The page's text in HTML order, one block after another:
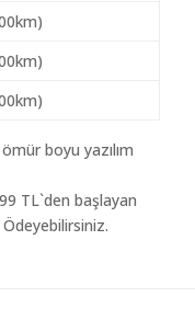
boyu yazılım
TL`den başlayan